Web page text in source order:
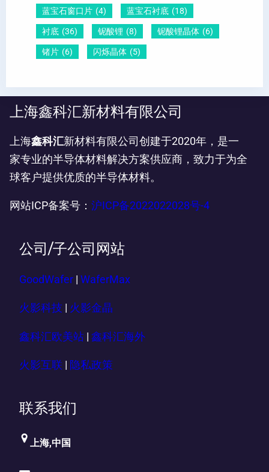
蓝宝石窗口片 (4) 蓝宝石衬底 (18)
衬底 (36) 铌酸锂 (8) 铌酸锂晶体 (6)
锗片 (6) 闪烁晶体 (5)
上海鑫科汇新材料有限公司
上海鑫科汇新材料有限公司创建于2020年，是一
家专业的半导体材料解决方案供应商，致力于为全
球客户提供优质的半导体材料。
网站ICP备案号： 沪ICP备2022022028号-4
公司/子公司网站
GoodWafer | WaferMax
火影科技 火影金晶
鑫科汇欧美站 | 鑫科汇海外
火影互联 隐私政策
联系我们
上海,中国